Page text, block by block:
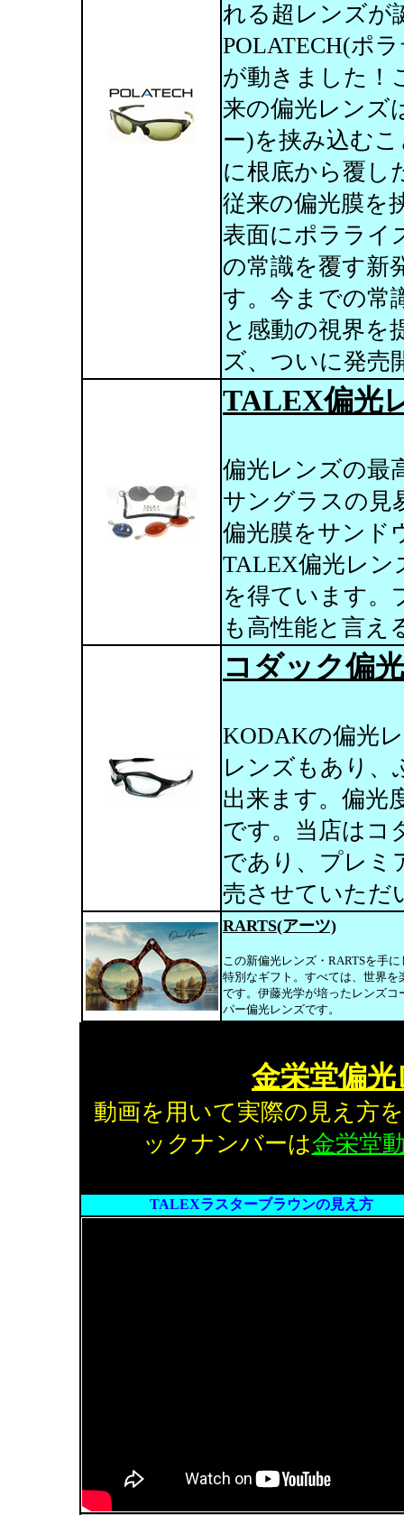
れる超レンズが
POLATECH(ポ
が動きました！
来の偏光レンズ
ー)を挟み込む
に根底から覆し
従来の偏光膜を
表面にポラライ
の常識を覆す新
す。今までの常
と感動の視界を
ズ、ついに発売
TALEX偏光
偏光レンズの最
サングラスの見
偏光膜をサンド
TALEX偏光レン
を得ています。
も高性能と言え
コダック偏
KODAKの偏光
レンズもあり、
出来ます。偏光
です。当店はコ
であり、プレミ
売させていただ
RARTS(アーツ)
この新偏光レンズ・RARTSを手
特別なギフト。すべては、世界
です。伊藤光学が培ったレンズ
パー偏光レンズです。
金栄堂偏
動画を用いて実際の見え方
ックナンバーは金栄堂
TALEXラスターブラウンの見え方